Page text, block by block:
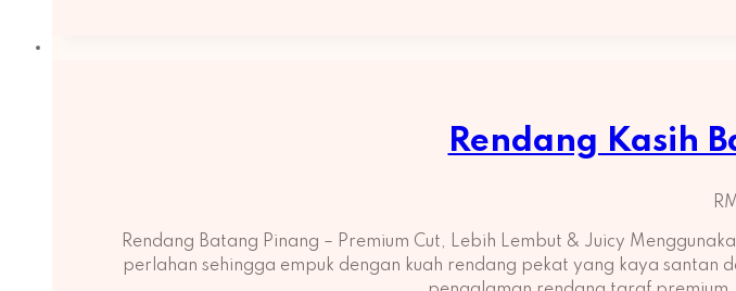
Rendang Kasih
Rendang Batang Pinang – Premium Cut, Lebih Lembut & Juicy
perlahan sehingga empuk dengan kuah rendang pekat yang kaya santan